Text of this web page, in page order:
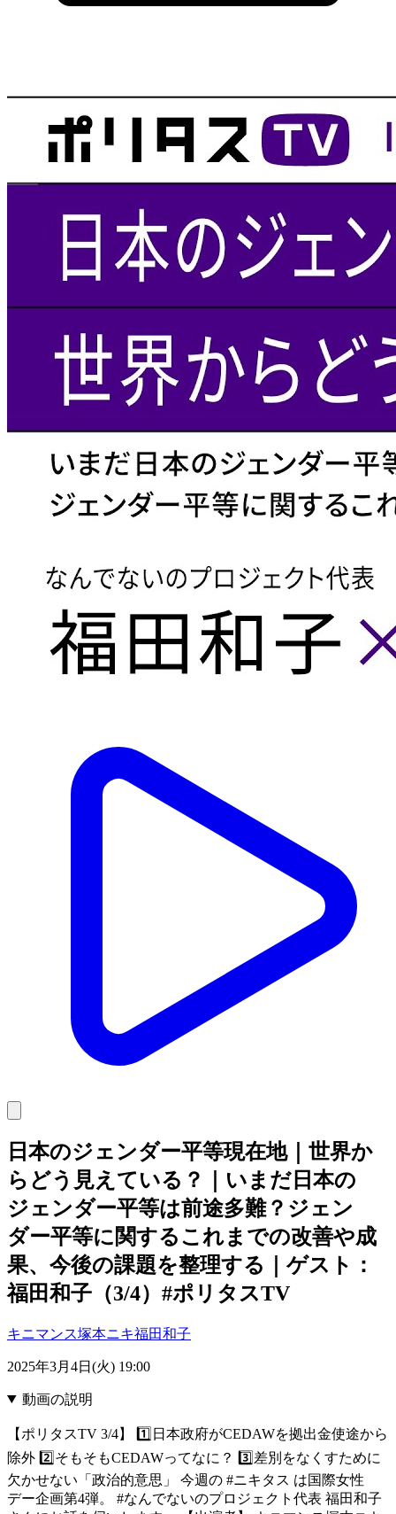
日本のジェンダー平等現在地｜世界か
らどう見えている？｜いまだ日本の
ジェンダー平等は前途多難？ジェン
ダー平等に関するこれまでの改善や成
果、今後の課題を整理する｜ゲスト：
福田和子（3/4）#ポリタスTV
キニマンス塚本ニキ福田和子
2025年3月4日(火) 19:00
動画の説明
【ポリタスTV 3/4】 1️⃣日本政府がCEDAWを拠出金使途から
除外 2️⃣そもそもCEDAWってなに？ 3️⃣差別をなくすために
欠かせない「政治的意思」 今週の #ニキタス は国際女性
デー企画第4弾。 #なんでないのプロジェクト代表 福田和子